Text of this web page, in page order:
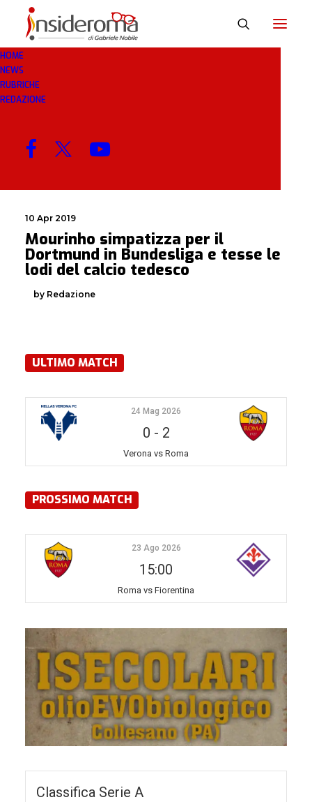
HOME
NEWS
RUBRICHE
REDAZIONE
LODI
MENU
10 Apr 2019
Mourinho simpatizza per il
Dortmund in Bundesliga e tesse le
lodi del calcio tedesco
by Redazione
ULTIMO MATCH
24 Mag 2026
0 - 2
Verona vs Roma
PROSSIMO MATCH
23 Ago 2026
15:00
Roma vs Fiorentina
Classifica Serie A